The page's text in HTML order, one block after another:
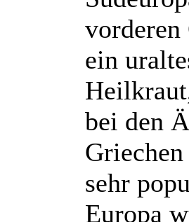
ein
bei den
sehr
Europa